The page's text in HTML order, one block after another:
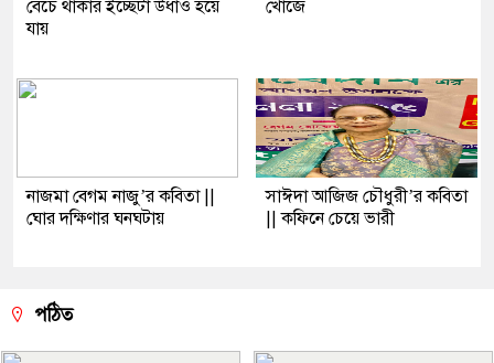
বেঁচে থাকার ইচ্ছেটা উধাও হয়ে
যায়
খোঁজে
নাজমা বেগম নাজু’র কবিতা ||
ঘোর দক্ষিণার ঘনঘটায়
সাঈদা আজিজ চৌধুরী’র কবিতা
|| কফিনে চেয়ে ভারী
পঠিত